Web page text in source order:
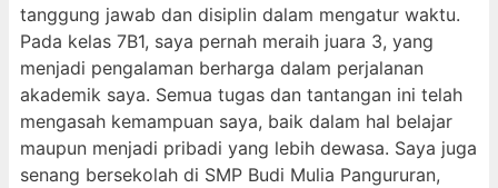
tanggung jawab dan disiplin dalam mengatur waktu.
Pada kelas 7B1, saya pernah meraih juara 3, yang
menjadi pengalaman berharga dalam perjalanan
akademik saya. Semua tugas dan tantangan ini telah
mengasah kemampuan saya, baik dalam hal belajar
maupun menjadi pribadi yang lebih dewasa. Saya juga
senang bersekolah di SMP Budi Mulia Pangururan,